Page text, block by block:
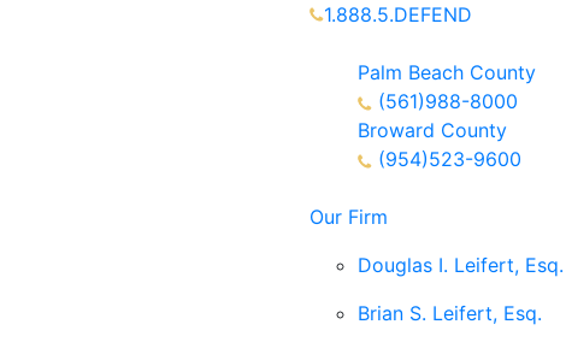
1.888.5.DEFEND
Palm Beach County
(561)988-8000
Broward County
(954)523-9600
Our Firm
Douglas I. Leifert, Esq.
Brian S. Leifert, Esq.